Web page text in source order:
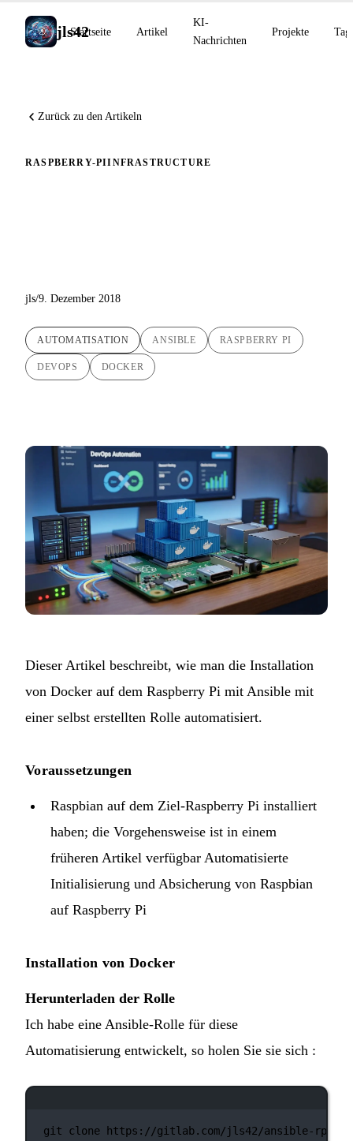
jls42
Startseite Artikel
KI-
Nachrichten
Projekte
Zurück zu den Artikeln
RASPBERRY-PIINFRASTRUCTURE
jls/9. Dezember 2018
AUTOMATISATION ANSIBLE RASPBERRY PI
DEVOPS DOCKER
Dieser Artikel beschreibt, wie man die Installation
von Docker auf dem Raspberry Pi mit Ansible mit
einer selbst erstellten Rolle automatisiert.
Voraussetzungen
Raspbian auf dem Ziel-Raspberry Pi installiert
haben; die Vorgehensweise ist in einem
früheren Artikel verfügbar Automatisierte
Initialisierung und Absicherung von Raspbian
auf Raspberry Pi
Installation von Docker
Herunterladen der Rolle
Ich habe eine Ansible-Rolle für diese
Automatisierung entwickelt, so holen Sie sie sich :
git clone https://gitlab.com/jls42/ansible-rpi-